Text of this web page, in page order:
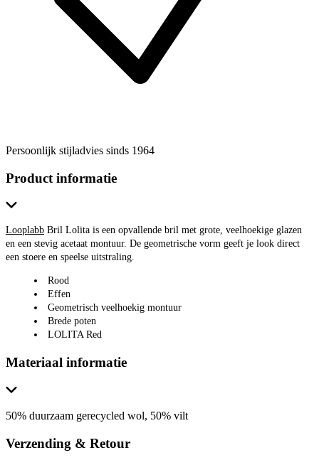
Persoonlijk stijladvies sinds 1964
Product informatie
Looplabb Bril Lolita is een opvallende bril met grote, veelhoekige glazen
en een stevig acetaat montuur. De geometrische vorm geeft je look direct
een stoere en speelse uitstraling.
Rood
Effen
Geometrisch veelhoekig montuur
Brede poten
LOLITA Red
Materiaal informatie
50% duurzaam gerecycled wol, 50% vilt
Verzending & Retour